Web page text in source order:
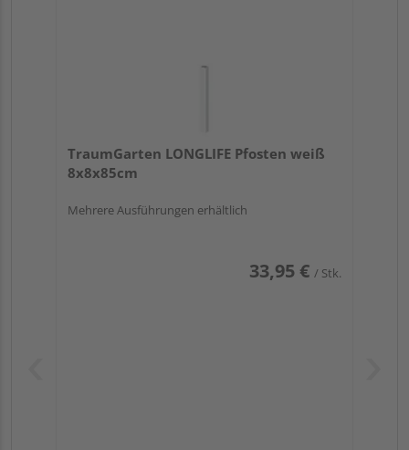
TraumGarten LONGLIFE Pfosten weiß
8x8x85cm
Mehrere Ausführungen erhältlich
33,95 € / Stk.